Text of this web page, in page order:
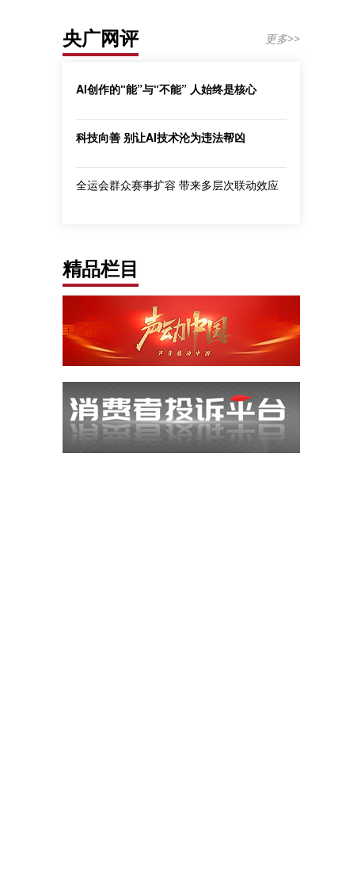
央广网评 更多>>
AI创作的“能”与“不能” 人始终是核心
科技向善 别让AI技术沦为违法帮凶
全运会群众赛事扩容 带来多层次联动效应
精品栏目